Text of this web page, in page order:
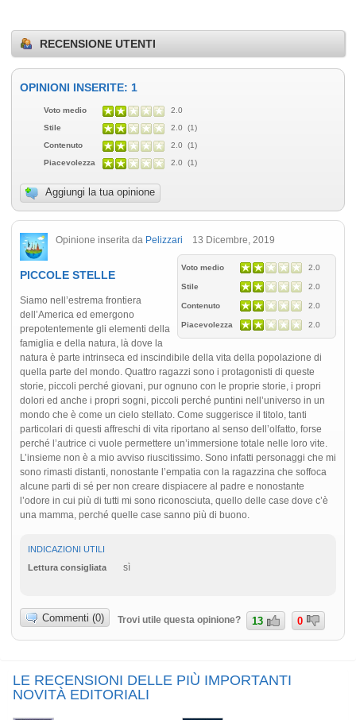
RECENSIONE UTENTI
OPINIONI INSERITE: 1
Voto medio
2.0
Stile
2.0 (1)
Contenuto
2.0 (1)
Piacevolezza
2.0 (1)
Aggiungi la tua opinione
Opinione inserita da Pelizzari 13 Dicembre, 2019
Voto medio 2.0
Stile 2.0
Contenuto 2.0
Piacevolezza 2.0
PICCOLE STELLE
Siamo nell’estrema frontiera
dell’America ed emergono
prepotentemente gli elementi della
famiglia e della natura, là dove la
natura è parte intrinseca ed inscindibile della vita della popolazione di
quella parte del mondo. Quattro ragazzi sono i protagonisti di queste
storie, piccoli perché giovani, pur ognuno con le proprie storie, i propri
dolori ed anche i propri sogni, piccoli perché puntini nell’universo in un
mondo che è come un cielo stellato. Come suggerisce il titolo, tanti
particolari di questi affreschi di vita riportano al senso dell’olfatto, forse
perché l’autrice ci vuole permettere un’immersione totale nelle loro vite.
L’insieme non è a mio avviso riuscitissimo. Sono infatti personaggi che mi
sono rimasti distanti, nonostante l’empatia con la ragazzina che soffoca
alcune parti di sé per non creare dispiacere al padre e nonostante
l’odore in cui più di tutti mi sono riconosciuta, quello delle case dove c’è
una mamma, perché quelle case sanno più di buono.
INDICAZIONI UTILI
Lettura consigliata
sì
Commenti (0) Trovi utile questa opinione? 13 0
LE RECENSIONI DELLE PIÙ IMPORTANTI
NOVITÀ EDITORIALI